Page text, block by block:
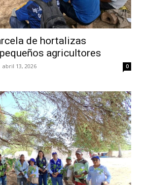
de hortalizas
agricultores
abril 13, 2026 0